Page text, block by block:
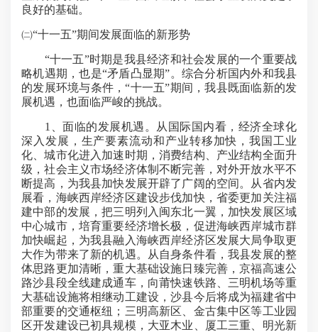
良好的基础。
㈡“十一五”期间发展面临的新形势
“十一五”时期是我县经济和社会发展的一个重要战
略机遇期，也是“矛盾凸显期”。综合分析国内外和我县
的发展环境与条件，“十一五”期间，我县既面临新的发
展机遇，也面临严峻的挑战。
1、面临的发展机遇。从国际国内看，经济全球化
深入发展，生产要素流动和产业转移加快，我国工业
化、城市化进入加速时期，消费结构、产业结构全面升
级，社会主义市场经济体制不断完善，对外开放水平不
断提高，为我县加快发展开辟了广阔的空间。从省内发
展看，海峡西岸经济区建设步伐加快，省委更加关注福
建中部的发展，把三明列入闽东北一翼，加快发展区域
中心城市，培育重要经济增长极，促进海峡西岸城市群
加快崛起，为我县融入海峡西岸经济区发展大局争取更
大作为带来了新的机遇。从自身条件看，我县发展的整
体思路更加清晰，重大基础设施日臻完善，京福高速公
路沙县段全线建成通车，向莆快速铁路、三明机场等重
大基础设施将相继动工建设，沙县今后将成为福建省中
部重要的交通枢纽；三明高新区、金古集中区等工业园
区开发建设已初具规模，大亚木业、厦工三重、明光新